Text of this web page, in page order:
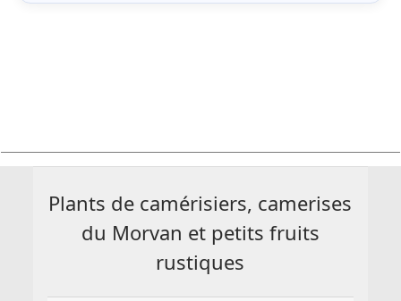
Plants de camérisiers, camerises
du Morvan et petits fruits
rustiques